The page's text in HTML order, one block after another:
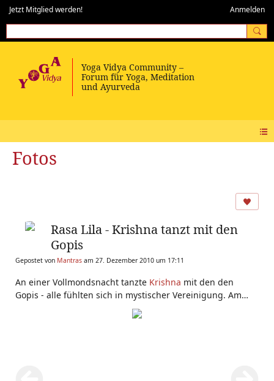
Jetzt Mitglied werden! Anmelden
Fotos
Rasa Lila - Krishna tanzt mit den
Gopis
Gepostet von Mantras am 27. Dezember 2010 um 17:11
An einer Vollmondsnacht tanzte Krishna mit den den
Gopis - alle fühlten sich in mystischer Vereinigung. Am
nächsten Tag verließ Krishna die Gopis - und sagte ihnen,
dass sie ihn in Meditation erkennen sollten.